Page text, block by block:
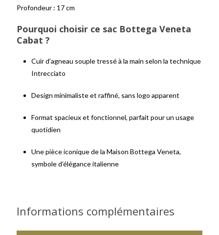
Profondeur : 17 cm
Pourquoi choisir ce sac Bottega Veneta
Cabat ?
Cuir d’agneau souple tressé à la main selon la technique
Intrecciato
Design minimaliste et raffiné, sans logo apparent
Format spacieux et fonctionnel, parfait pour un usage
quotidien
Une pièce iconique de la Maison Bottega Veneta,
symbole d’élégance italienne
Informations complémentaires